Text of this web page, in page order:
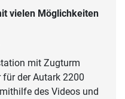
vielen Möglichkeiten
mit Zugturm
der Autark 2200
des Videos und